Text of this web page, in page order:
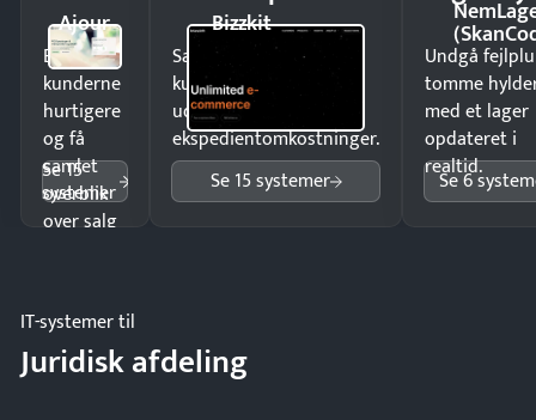
Ajour
Ekspedér
kunderne
hurtigere
og få
samlet
overblik
over salg
Se 15
systemer
Bizzkit
Sælg produkter 24/7 til
kunder i hele landet
uden
ekspedientomkostninger.
Se 15 systemer
Undgå
tomme
med et lager
opdateret i
realtid.
Se 6
IT-systemer til
Juridisk afdeling